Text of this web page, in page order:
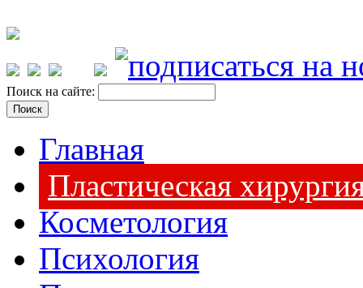
Поиск на сайте:
Главная
Пластическая
Косметология
Психология